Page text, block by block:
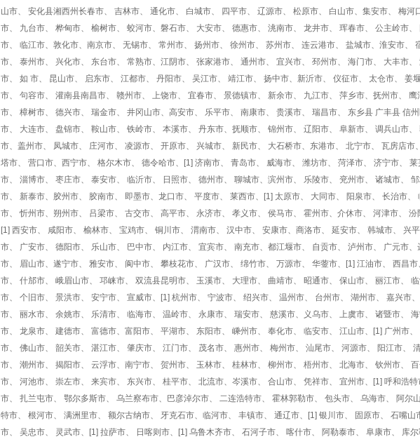
山市、 安化县湘西州长春市、 吉林市、 通化市、 白城市、 四平市、 辽源市、 松原市、 白山市、集安市、 梅河
市、 九台市、 桦甸市、 榆树市、 蛟河市、磐石市、 大安市、 德惠市、 洮南市、 龙井市、 珲春市、 公主岭市
市、 临江市、敦化市、南京市、 无锡市、 常州市、 扬州市、 徐州市、 苏州市、 连云港市、 盐城市、淮安市、
市、 泰州市、 兴化市、 东台市、 常熟市、江阴市、 张家港市、 通州市、 宜兴市、 邳州市、 海门市、 大丰市、
市、 如 市、 昆山市、 启东市、 江都市、 丹阳市、 吴江市、 靖江市、 扬中市、新沂市、 仪征市、 太仓市、 姜
市、 句容市、 灌南县南昌市、 赣州市、 上饶市、 宜春市、 景德镇市、 新余市、 九江市、 萍乡市、抚州市、
市、 樟树市、 德兴市、 瑞金市、 井冈山市、高安市、 乐平市、 南康市、 贵溪市、 瑞昌市、 东乡县 广丰县 信
市、 大连市、 盘锦市、 鞍山市、 铁岭市、 本溪市、 丹东市、抚顺市、 锦州市、 辽阳市、 阜新市、 调兵山市
市、盖州市、 凤城市、 庄河市、 凌源市、 开原市、 兴城市、 新民市、 大石桥市、东港市、 北宁市、 瓦房店市
塔市、 营口市、西宁市、 格尔木市、 德令哈市、[1] 济南市、 青岛市、 威海市、 潍坊市、 菏泽市、 济宁市、
市、 淄博市、 枣庄市、 泰安市、 临沂市、 日照市、 德州市、 聊城市、滨州市、 乐陵市、 兖州市、 诸城市、
市、 新泰市、胶州市、 胶南市、 即墨市、龙口市、 平度市、 莱西市、[1] 太原市、 大同市、 阳泉市、 长治市、
市、 忻州市、朔州市、 吕梁市、 古交市、 高平市、 永济市、 孝义市、 侯马市、 霍州市、介休市、 河津市、 汾
[1] 西安市、 咸阳市、 榆林市、 宝鸡市、 铜川市、 渭南市、 汉中市、 安康市、商洛市、 延安市、 韩城市、 兴
市、 广安市、 德阳市、 乐山市、 巴中市、 内江市、 宜宾市、 南充市、都江堰市、 自贡市、 泸州市、 广元市、
市、 眉山市、遂宁市、 雅安市、 阆中市、 攀枝花市、 广汉市、 绵竹市、 万源市、 华蓥市、[1] 江油市、 西昌市
市、 什邡市、 峨眉山市、 邛崃市、 双流县昆明市、 玉溪市、 大理市、 曲靖市、 昭通市、 保山市、 丽江市、
市、 个旧市、 景洪市、 安宁市、 宣威市、[1] 杭州市、 宁波市、 绍兴市、 温州市、 台州市、 湖州市、 嘉兴市
市、 丽水市、 余姚市、 乐清市、 临海市、 温岭市、 永康市、 瑞安市、 慈溪市、义乌市、 上虞市、 诸暨市、
市、 龙泉市、 建德市、 富德市、富阳市、 平湖市、 东阳市、 嵊州市、 奉化市、 临安市、 江山市、[1] 广州市
市、 佛山市、 韶关市、 湛江市、 肇庆市、 江门市、 茂名市、 惠州市、 梅州市、 汕尾市、 河源市、 阳江市、
市、 潮州市、 揭阳市、 云浮市、南宁市、 贺州市、 玉林市、 桂林市、 柳州市、 梧州市、 北海市、 钦州市、
市、 河池市、 崇左市、 来宾市、 东兴市、 桂平市、 北流市、岑溪市、 合山市、 凭祥市、 宜州市、[1] 呼和浩
市、 扎兰屯市、 鄂尔多斯市、 乌兰察布市、巴彦淖尔市、 二连浩特市、 霍林郭勒市、 包头市、 乌海市、 阿尔
特市、 根河市、 满洲里市、 额尔古纳市、 牙克石市、临河市、 丰镇市、 通辽市、[1] 银川市、 固原市、 石嘴山
市、 吴忠市、 灵武市、[1] 拉萨市、 日喀则市、[1] 乌鲁木齐市、 石河子市、 喀什市、 阿勒泰市、 阜康市、 库